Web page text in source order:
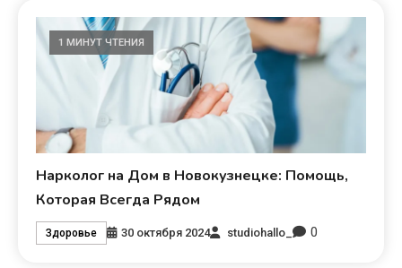
1 МИНУТ ЧТЕНИЯ
Нарколог на Дом в Новокузнецке: Помощь,
Которая Всегда Рядом
Здоровье 30 октября 2024 studiohallo_ 0